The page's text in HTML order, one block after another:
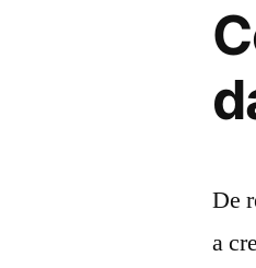
De
a